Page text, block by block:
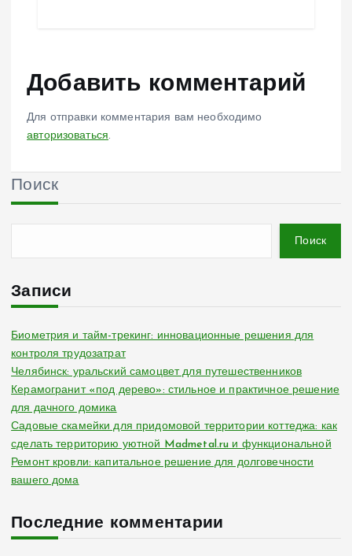
Добавить комментарий
Для отправки комментария вам необходимо
авторизоваться.
Поиск
Поиск
Записи
Биометрия и тайм-трекинг: инновационные решения для
контроля трудозатрат
Челябинск: уральский самоцвет для путешественников
Керамогранит «под дерево»: стильное и практичное решение
для дачного домика
Садовые скамейки для придомовой территории коттеджа: как
сделать территорию уютной Madmetal.ru и функциональной
Ремонт кровли: капитальное решение для долговечности
вашего дома
Последние комментарии